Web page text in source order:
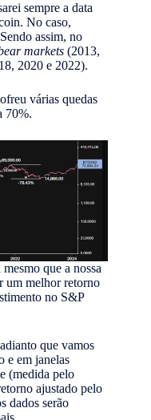
sempre a data
No caso,
assim, no
markets (2013,
2020 e 2022).
várias quedas
70%.
que a nossa
um melhor retorno
no S&P
que vamos
e em janelas
(medida pelo
ajustado pelo
dados serão